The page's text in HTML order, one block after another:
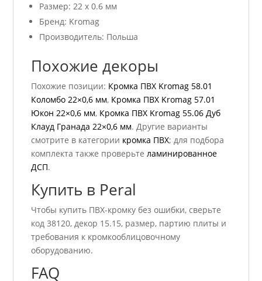
Размер: 22 x 0.6 мм
Бренд: Kromag
Производитель: Польша
Похожие декоры
Похожие позиции: Кромка ПВХ Kromag 58.01
Коломбо 22×0,6 мм, Кромка ПВХ Kromag 57.01
Юкон 22×0,6 мм, Кромка ПВХ Kromag 55.06 Дуб
Клауд Гранада 22×0,6 мм. Другие варианты
смотрите в категории кромка ПВХ; для подбора
комплекта также проверьтеламинированное
ДСП.
Купить в Peral
Чтобы купить ПВХ-кромку без ошибки, сверьте
код 38120, декор 15.15, размер, партию плиты и
требования к кромкооблицовочному
оборудованию.
FAQ